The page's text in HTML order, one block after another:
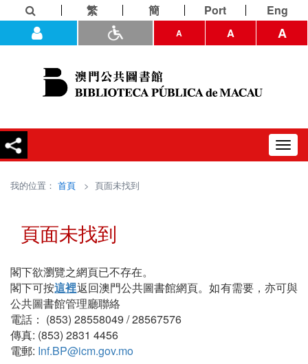
繁 簡 Port Eng
A A A
我的位置： 首頁 > 頁面未找到
頁面未找到
閣下欲瀏覽之網頁已不存在。
閣下可按這裡返回澳門公共圖書館網頁。如有需要，亦可與
公共圖書館管理廳聯絡
電話： (853) 28558049 / 28567576
傳真: (853) 2831 4456
電郵: Inf.BP@icm.gov.mo